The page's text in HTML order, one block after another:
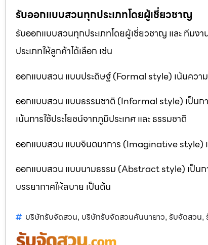
รับออกแบบสวนทุกประเภทโดยผู้เชี่ยวชาญ
รับออกแบบสวนทุกประเภทโดยผู้เชี่ยวชาญ และ ทีม
ประเภทให้ลูกค้าได้เลือก เช่น
ออกแบบสวน แบบประดิษฐ์ (Formal style) เน้นควา
ออกแบบสวน แบบธรรมชาติ (Informal style) เป็นก
เน้นการใช้ประโยชน์จากภูมิประเทศ และ ธรรมชาติ
ออกแบบสวน แบบจินตนาการ (Imaginative style)
ออกแบบสวน แบบนามธรรม (Abstract style) เป็นกา
บรรยากาศให้สบาย เป็นต้น
บริษัทรับจัดสวน, บริษัทรับจัดสวนคันนายาว, รับจัดสวน,